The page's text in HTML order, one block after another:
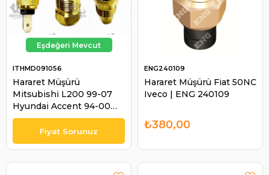
Hararet Müşürü
Mitsubishi L200 99-07
Hyundai Accent 94-00
Kia Besta Mazda E2200
95- Pregio 04- Frontera |
ITH MD091056
ITHMD091056
Hararet Müşürü Fiat 50NC
Iveco | ENG 240109
ENG240109
₺380,00